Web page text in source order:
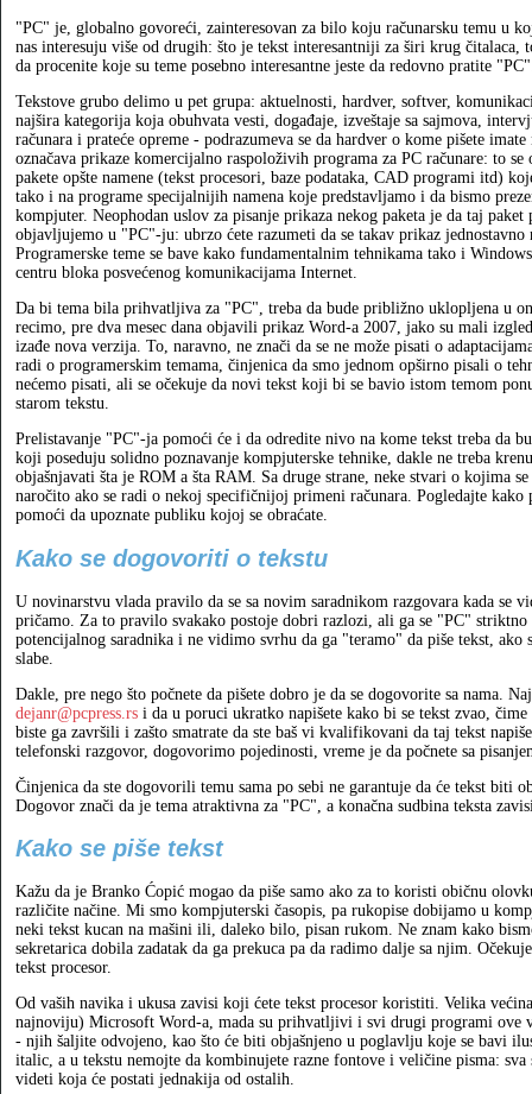
"PC" je, globalno govoreći, zainteresovan za bilo koju računarsku temu u
nas interesuju više od drugih: što je tekst interesantniji za širi krug čitalaca,
da procenite koje su teme posebno interesantne jeste da redovno pratite
Tekstove grubo delimo u pet grupa: aktuelnosti, hardver, softver,
najšira kategorija koja obuhvata vesti, događaje, izveštaje sa sajmova,
računara i prateće opreme - podrazumeva se da hardver o kome pišete
označava prikaze komercijalno raspoloživih programa za PC računare: to
pakete opšte namene (tekst procesori, baze podataka, CAD programi itd)
tako i na programe specijalnijih namena koje predstavljamo i da bismo
kompjuter. Neophodan uslov za pisanje prikaza nekog paketa je da taj
objavljujemo u "PC"-ju: ubrzo ćete razumeti da se takav prikaz jednostavno
Programerske teme se bave kako fundamentalnim tehnikama tako i
centru bloka posvećenog komunikacijama Internet.
Da bi tema bila prihvatljiva za "PC", treba da bude približno uklopljena u
recimo, pre dva mesec dana objavili prikaz Word-a 2007, jako su mali
izađe nova verzija. To, naravno, ne znači da se ne može pisati o
radi o programerskim temama, činjenica da smo jednom opširno pisali o
nećemo pisati, ali se očekuje da novi tekst koji bi se bavio istom temom
starom tekstu.
Prelistavanje "PC"-ja pomoći će i da odredite nivo na kome tekst treba da
koji poseduju solidno poznavanje kompjuterske tehnike, dakle ne treba
objašnjavati šta je ROM a šta RAM. Sa druge strane, neke stvari o kojima
naročito ako se radi o nekoj specifičnijoj primeni računara. Pogledajte kako
pomoći da upoznate publiku kojoj se obraćate.
Kako se dogovoriti o tekstu
U novinarstvu vlada pravilo da se sa novim saradnikom razgovara kada se
pričamo. Za to pravilo svakako postoje dobri razlozi, ali ga se "PC"
potencijalnog saradnika i ne vidimo svrhu da ga "teramo" da piše tekst, ako
slabe.
Dakle, pre nego što počnete da pišete dobro je da se dogovorite sa nama.
dejanr@pcpress.rs i da u poruci ukratko napišete kako bi se tekst zvao,
biste ga završili i zašto smatrate da ste baš vi kvalifikovani da taj tekst
telefonski razgovor, dogovorimo pojedinosti, vreme je da počnete sa
Činjenica da ste dogovorili temu sama po sebi ne garantuje da će tekst biti
Dogovor znači da je tema atraktivna za "PC", a konačna sudbina teksta
Kako se piše tekst
Kažu da je Branko Ćopić mogao da piše samo ako za to koristi običnu
različite načine. Mi smo kompjuterski časopis, pa rukopise dobijamo u
neki tekst kucan na mašini ili, daleko bilo, pisan rukom. Ne znam kako
sekretarica dobila zadatak da ga prekuca pa da radimo dalje sa njim.
tekst procesor.
Od vaših navika i ukusa zavisi koji ćete tekst procesor koristiti. Velika
najnoviju) Microsoft Word-a, mada su prihvatljivi i svi drugi programi ove
- njih šaljite odvojeno, kao što će biti objašnjeno u poglavlju koje se bavi
italic, a u tekstu nemojte da kombinujete razne fontove i veličine pisma: sva
videti koja će postati jednakija od ostalih.